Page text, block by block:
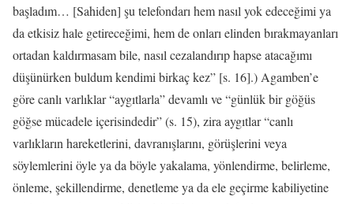
başladım… [Sahiden] şu telefondarı hem nasıl yok edeceğimi ya
da etkisiz hale getireceğimi, hem de onları elinden bırakmayanları
ortadan kaldırmasam bile, nasıl cezalandırıp hapse atacağımı
düşünürken buldum kendimi birkaç kez” [s. 16].) Agamben’e
göre canlı varlıklar “aygıtlarla” devamlı ve “günlük bir göğüs
göğse mücadele içerisindedir” (s. 15), zira aygıtlar “canlı
varlıkların hareketlerini, davranışlarını, görüşlerini veya
söylemlerini öyle ya da böyle yakalama, yönlendirme, belirleme,
önleme, şekillendirme, denetleme ya da ele geçirme kabiliyetine